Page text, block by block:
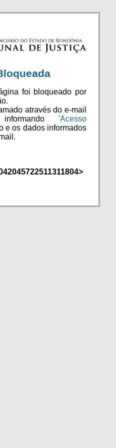
foi bloqueado por
através do e-mail
'Acesso
e os dados informados